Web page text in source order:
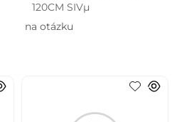
120CM SIVµ
na otázku